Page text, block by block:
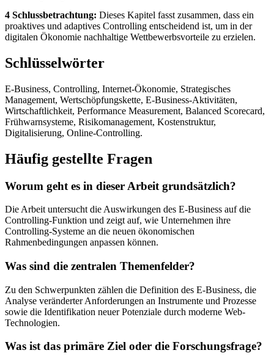
4 Schlussbetrachtung: Dieses Kapitel fasst zusammen, dass ein
proaktives und adaptives Controlling entscheidend ist, um in der
digitalen Ökonomie nachhaltige Wettbewerbsvorteile zu erzielen.
Schlüsselwörter
E-Business, Controlling, Internet-Ökonomie, Strategisches
Management, Wertschöpfungskette, E-Business-Aktivitäten,
Wirtschaftlichkeit, Performance Measurement, Balanced Scorecard,
Frühwarnsysteme, Risikomanagement, Kostenstruktur,
Digitalisierung, Online-Controlling.
Häufig gestellte Fragen
Worum geht es in dieser Arbeit grundsätzlich?
Die Arbeit untersucht die Auswirkungen des E-Business auf die
Controlling-Funktion und zeigt auf, wie Unternehmen ihre
Controlling-Systeme an die neuen ökonomischen
Rahmenbedingungen anpassen können.
Was sind die zentralen Themenfelder?
Zu den Schwerpunkten zählen die Definition des E-Business, die
Analyse veränderter Anforderungen an Instrumente und Prozesse
sowie die Identifikation neuer Potenziale durch moderne Web-
Technologien.
Was ist das primäre Ziel oder die Forschungsfrage?